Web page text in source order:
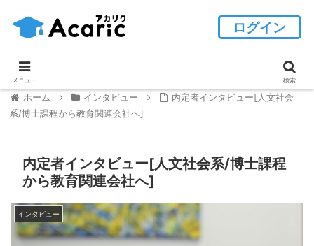
ホーム インタビュー
内定者インタビュー[人文社会
系/博士課程から教育関連会社へ]
内定者インタビュー[人文社会系/博士課程
から教育関連会社へ]
インタビュー
ログイン
メニュー 検索